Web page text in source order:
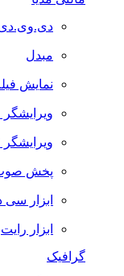
مبدل
نمایش
ویرایشگر
پخش
ابزار سی
ابزار رایت
گرافیک